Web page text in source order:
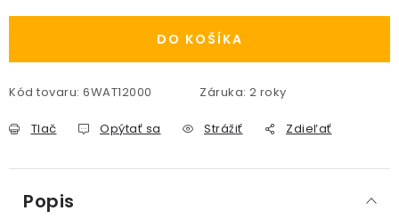
DO KOŠÍKA
Kód tovaru: 6WAT12000 Záruka: 2 roky
Tlač Opýtať sa Strážiť Zdieľať
Popis